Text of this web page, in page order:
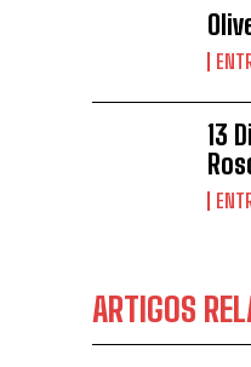
13
ARTIGOS